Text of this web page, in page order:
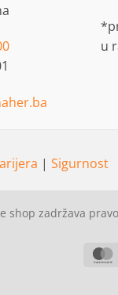
u
| Sigurnost
shop zadržava